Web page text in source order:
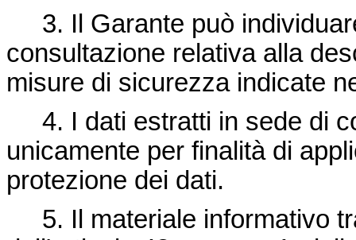
3. Il Garante può
consultazione relativa alla
misure di sicurezza indicate
4. I dati estratti in sede di
unicamente per finalità di
protezione dei dati.
5. Il materiale informativo